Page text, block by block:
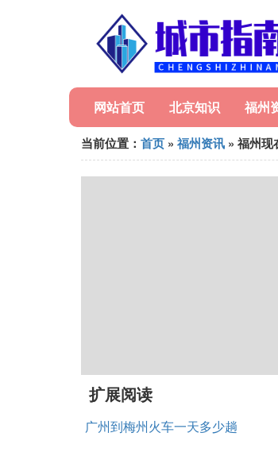
网站首页 北京知识 福州
当前位置： 首页 » 福州资讯 » 福州现
扩展阅读
广州到梅州火车一天多少趟